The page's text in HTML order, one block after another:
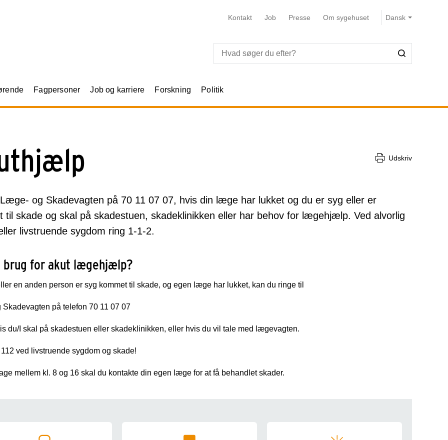
Kontakt Job Presse Om sygehuset
Fagpersoner Job og karriere Forskning Politik
Udskriv
og Skadevagten på 70 11 07 07, hvis din læge har lukket og du er syg eller er
til skade og skal på skadestuen, skadeklinikken eller har behov for lægehjælp. Ved alvorlig
livstruende sygdom ring 1-1-2.
brug for akut lægehjælp?
en anden person er syg kommet til skade, og egen læge har lukket, kan du ringe til
på telefon 70 11 07 07
du/I skal på skadestuen eller skadeklinikken, eller hvis du vil tale med lægevagten.
ved livstruende sygdom og skade!
mellem kl. 8 og 16 skal du kontakte din egen læge for at få behandlet skader.